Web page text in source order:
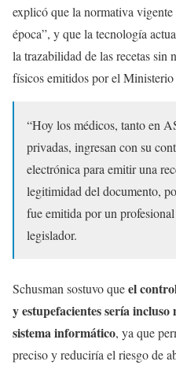
explicó que la normativa
época”, y que la tecnología
la trazabilidad de las recetas sin
físicos emitidos por el
“Hoy los médicos, tanto en
privadas, ingresan con su
electrónica para emitir una
legitimidad del documento,
fue emitida por un
legislador.
Schusman sostuvo queel
y estupefacientes sería incluso
sistema informático, ya que
preciso y reduciría el riesgo de